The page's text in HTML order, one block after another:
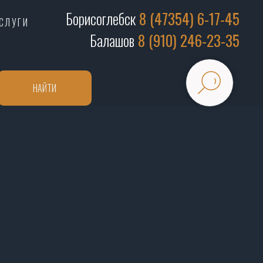
Борисоглебск8 (47354) 6-17-45
Балашов 8 (910) 246-23-35
НАЙТИ